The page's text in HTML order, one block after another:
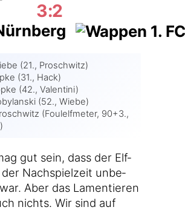
3:2
(21., Pro­schwitz)
(31., Hack)
(42., Valen­ti­ni)
(52., Wie­be)
(Foul­elf­me­ter, 90+3.,
gut sein, dass der Elf­
Nach­spiel­zeit unbe­
Aber das Lamen­tie­ren
nichts. Wir sind auf